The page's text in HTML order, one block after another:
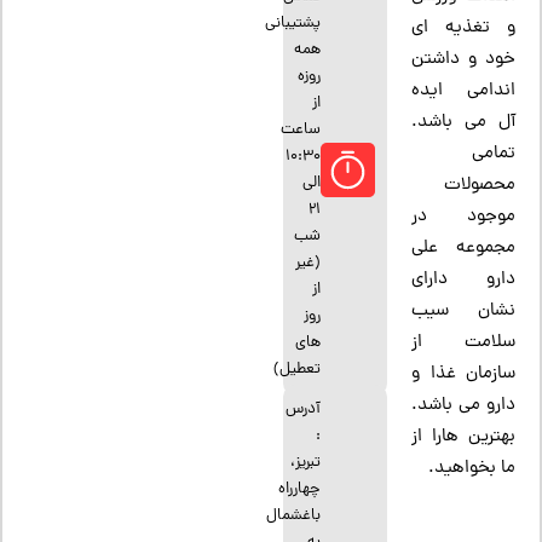
و تغذیه ای
خود و داشتن
اندامی ایده
آل می باشد.
تمامی
محصولات
موجود در
مجموعه علی
دارو دارای
نشان سیب
سلامت از
سازمان غذا و
دارو می باشد.
بهترین هارا از
ما بخواهید.
پشتیبانی
همه
روزه
از
ساعت
10:30
الی
21
شب
(غیر
از
روز
های
تعطیل)
آدرس
:
تبریز،
چهارراه
باغشمال